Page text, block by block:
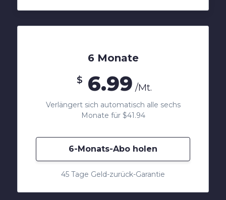
6 Monate
$ 6.99 /Mt.
Verlängert sich automatisch alle sechs
Monate für $41.94
6-Monats-Abo holen
45 Tage Geld-zurück-Garantie